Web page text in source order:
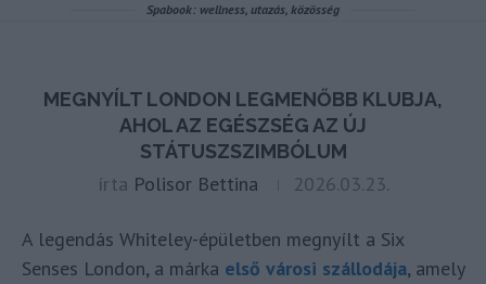
Spabook: wellness, utazás, közösség
MEGNYÍLT LONDON LEGMENŐBB KLUBJA,
AHOL AZ EGÉSZSÉG AZ ÚJ
STÁTUSZSZIMBÓLUM
írta Polisor Bettina 2026.03.23.
A legendás Whiteley-épületben megnyílt a Six
Senses London, a márka első városi szállodája, amely